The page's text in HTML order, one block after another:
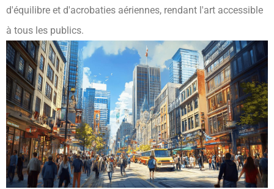
d'équilibre et d'acrobaties aériennes, rendant l'art accessible
à tous les publics.